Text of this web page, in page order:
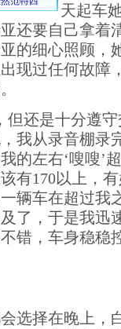
天起车
还要自己拿着
的细心照顾，
现过任何故障
还是十分遵守
我从录音棚录
的左右‘嗖嗖’
有170以上，
辆车在超过我
了，于是我迅
错，车身稳稳
择在晚上，